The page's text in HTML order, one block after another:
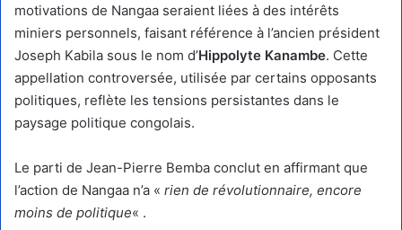
motivations de Nangaa seraient liées à des intérêts
miniers personnels, faisant référence à l’ancien président
Joseph Kabila sous le nom d’Hippolyte Kanambe. Cette
appellation controversée, utilisée par certains opposants
politiques, reflète les tensions persistantes dans le
paysage politique congolais.
Le parti de Jean-Pierre Bemba conclut en affirmant que
l’action de Nangaa n’a « rien de révolutionnaire, encore
moins de politique« .